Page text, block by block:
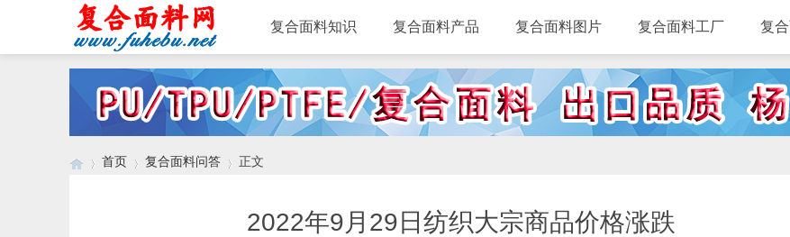
复合面料知识 复合面料产品 复合面料图片 复合面料工厂 复
首页 复合面料问答 正文
2022年9月29日纺织大宗商品价格涨跌